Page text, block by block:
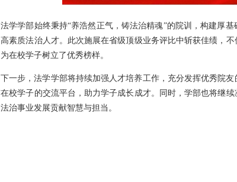
法学学部始终秉持“养浩然正气，铸法治精魂”的院训，构建厚
素质法治人才。此次施展在省级顶级业务评比中斩获佳绩，
在校学子树立了优秀榜样。
下一步，法学学部将持续加强人才培养工作，充分发挥优秀院
校学子的交流平台，助力学子成长成才。同时，学部也将继
治事业发展贡献智慧与担当。